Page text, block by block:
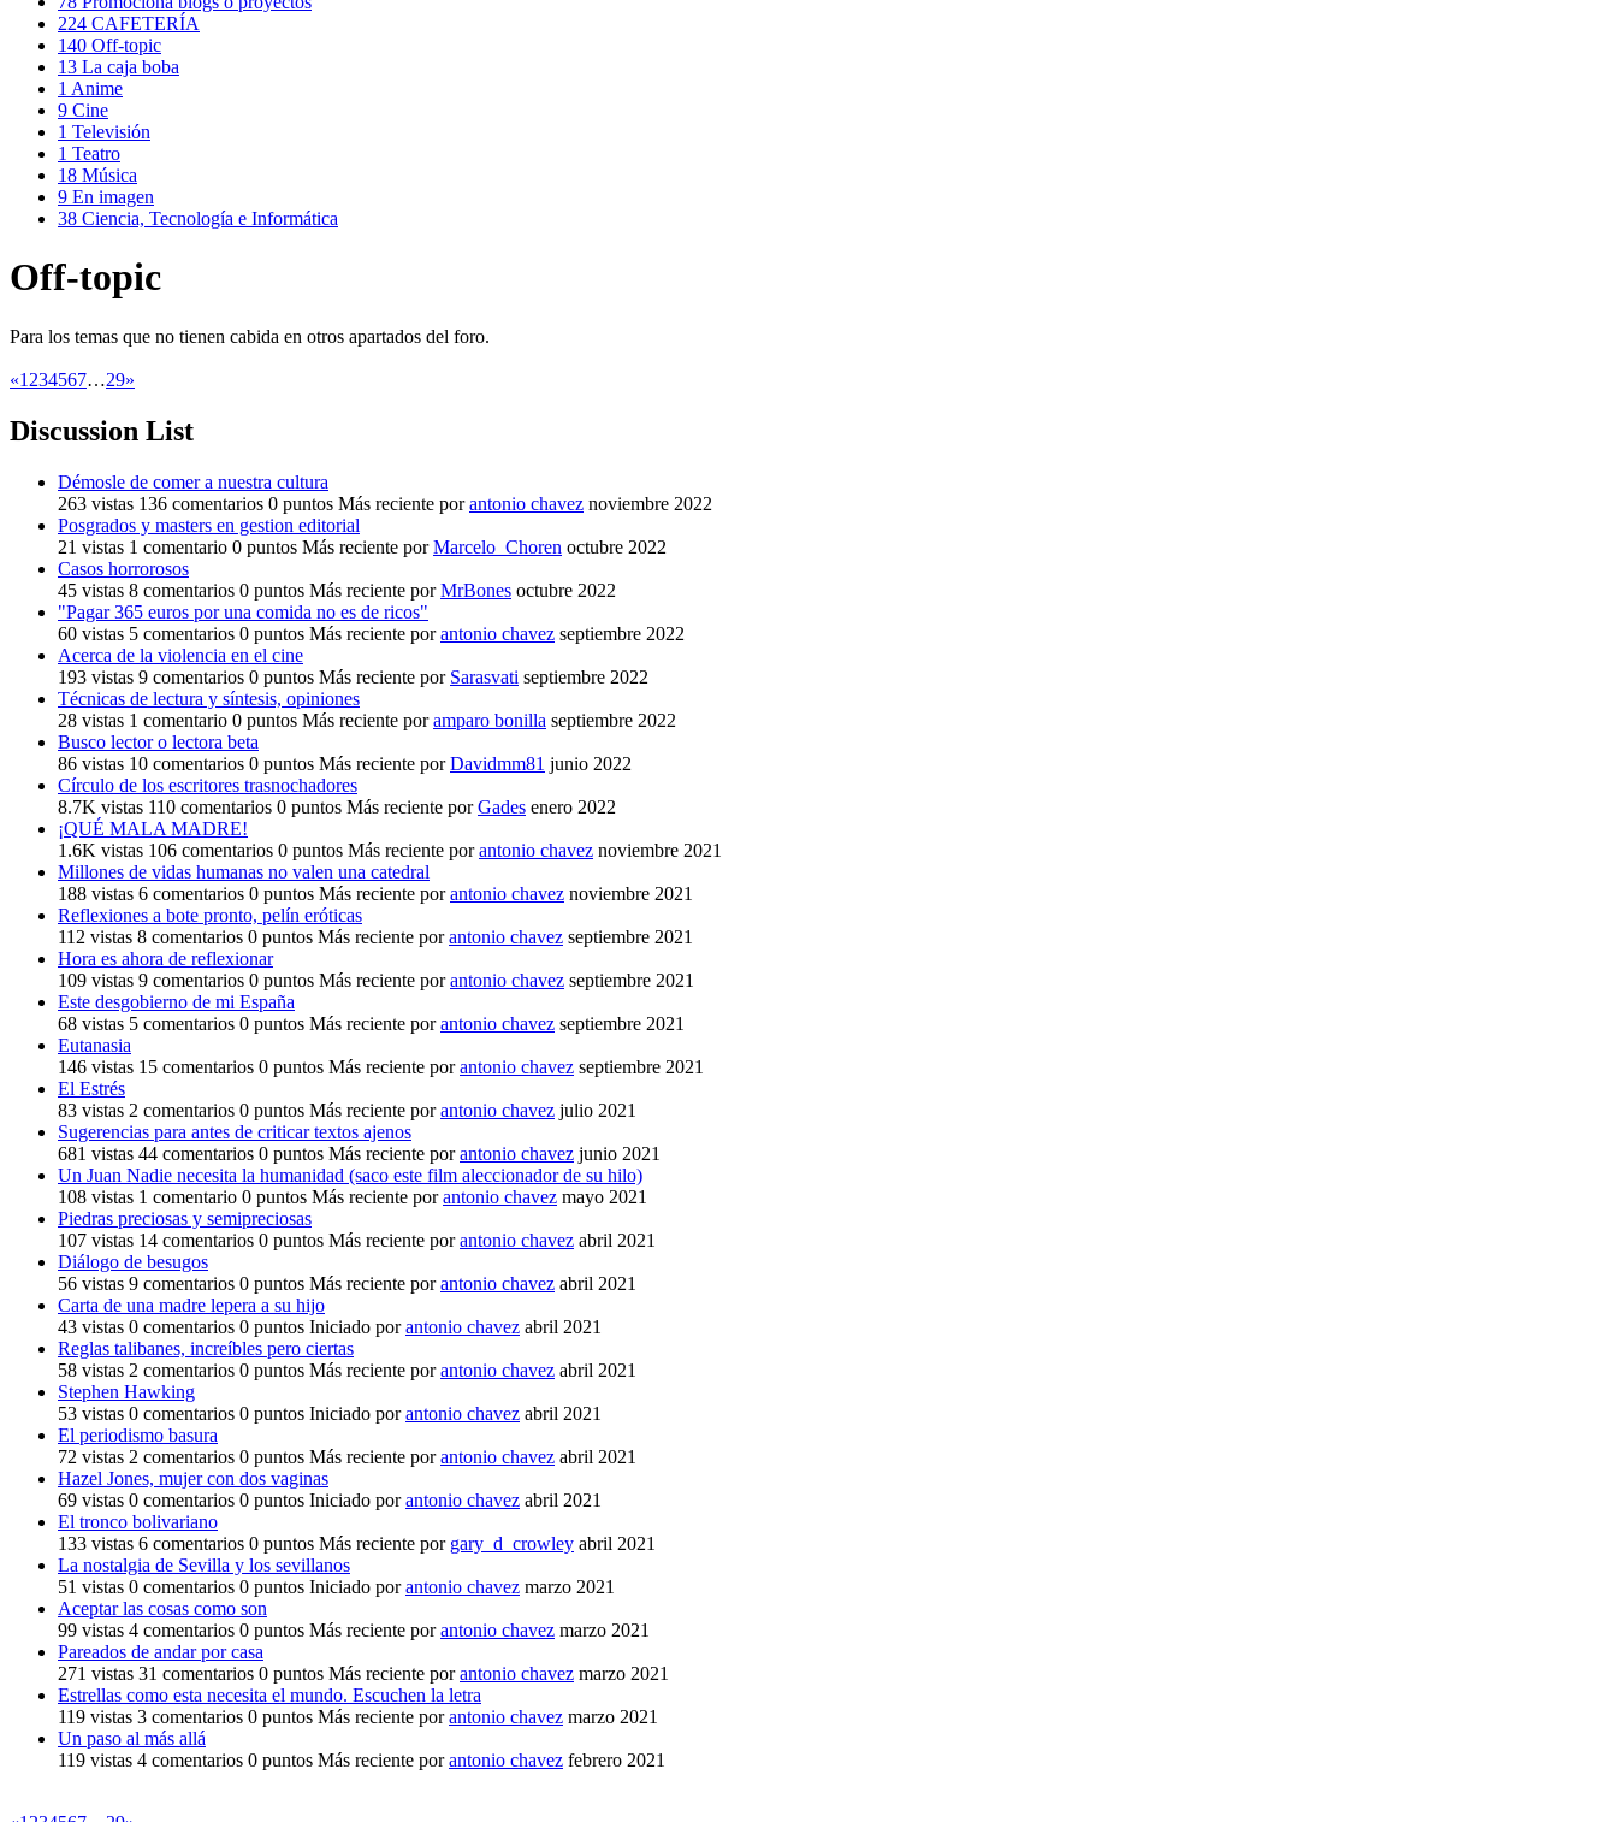
224 CAFETERÍA
140 Off-topic
13 La caja boba
1 Anime
9 Cine
1 Televisión
1 Teatro
18 Música
9 En imagen
38 Ciencia, Tecnología e Informática
Off-topic
Para los temas que no tienen cabida en otros apartados del foro.
«1 234567…29»
Discussion List
Démosle de comer a nuestra cultura
263 vistas 136 comentarios 0 puntos Más reciente porantonio chavez noviembre 2022
Posgrados y masters en gestion editorial
21 vistas 1 comentario 0 puntos Más reciente porMarcelo_Choren octubre 2022
Casos horrorosos
45 vistas 8 comentarios 0 puntos Más reciente porMrBones octubre 2022
"Pagar 365 euros por una comida no es de ricos"
60 vistas 5 comentarios 0 puntos Más reciente porantonio chavez septiembre 2022
Acerca de la violencia en el cine
193 vistas 9 comentarios 0 puntos Más reciente por Sarasvati septiembre 2022
Técnicas de lectura y síntesis, opiniones
28 vistas 1 comentario 0 puntos Más reciente poramparo bonilla septiembre 2022
Busco lector o lectora beta
86 vistas 10 comentarios 0 puntos Más reciente porDavidmm81 junio 2022
Círculo de los escritores trasnochadores
8.7K vistas 110 comentarios 0 puntos Más reciente porGades enero 2022
¡QUÉ MALA MADRE!
1.6K vistas 106 comentarios 0 puntos Más reciente porantonio chavez noviembre 2021
Millones de vidas humanas no valen una catedral
188 vistas 6 comentarios 0 puntos Más reciente porantonio chavez noviembre 2021
Reflexiones a bote pronto, pelín eróticas
112 vistas 8 comentarios 0 puntos Más reciente porantonio chavez septiembre 2021
Hora es ahora de reflexionar
109 vistas 9 comentarios 0 puntos Más reciente porantonio chavez septiembre 2021
Este desgobierno de mi España
68 vistas 5 comentarios 0 puntos Más reciente porantonio chavez septiembre 2021
Eutanasia
146 vistas 15 comentarios 0 puntos Más reciente porantonio chavez septiembre 2021
El Estrés
83 vistas 2 comentarios 0 puntos Más reciente porantonio chavez julio 2021
Sugerencias para antes de criticar textos ajenos
681 vistas 44 comentarios 0 puntos Más reciente porantonio chavez junio 2021
Un Juan Nadie necesita la humanidad (saco este film aleccionador de su hilo)
108 vistas 1 comentario 0 puntos Más reciente porantonio chavez mayo 2021
Piedras preciosas y semipreciosas
107 vistas 14 comentarios 0 puntos Más reciente porantonio chavez abril 2021
Diálogo de besugos
56 vistas 9 comentarios 0 puntos Más reciente porantonio chavez abril 2021
Carta de una madre lepera a su hijo
43 vistas 0 comentarios 0 puntos Iniciado porantonio chavez abril 2021
Reglas talibanes, increíbles pero ciertas
58 vistas 2 comentarios 0 puntos Más reciente porantonio chavez abril 2021
Stephen Hawking
53 vistas 0 comentarios 0 puntos Iniciado porantonio chavez abril 2021
El periodismo basura
72 vistas 2 comentarios 0 puntos Más reciente porantonio chavez abril 2021
Hazel Jones, mujer con dos vaginas
69 vistas 0 comentarios 0 puntos Iniciado porantonio chavez abril 2021
El tronco bolivariano
133 vistas 6 comentarios 0 puntos Más reciente por gary_d_crowley abril 2021
La nostalgia de Sevilla y los sevillanos
51 vistas 0 comentarios 0 puntos Iniciado porantonio chavez marzo 2021
Aceptar las cosas como son
99 vistas 4 comentarios 0 puntos Más reciente porantonio chavez marzo 2021
Pareados de andar por casa
271 vistas 31 comentarios 0 puntos Más reciente porantonio chavez marzo 2021
Estrellas como esta necesita el mundo. Escuchen la letra
119 vistas 3 comentarios 0 puntos Más reciente porantonio chavez marzo 2021
Un paso al más allá
119 vistas 4 comentarios 0 puntos Más reciente porantonio chavez febrero 2021